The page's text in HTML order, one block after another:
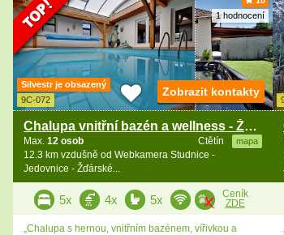
1 hodnocení
Silvestr je obsazený
9C-072
Chalupa vnitřní bazén a wellness - Železné hory
Ctětín mapa
Max. 12 osob
12.3 km vzdušně od Webkamera Studnice -
Jedovnice - Žďárské...
Zobrazit kontakty
5x 4x 5x
Ceník
ZDE
„Chalupa s hernou, vnitřním bazénem, vířivkou a